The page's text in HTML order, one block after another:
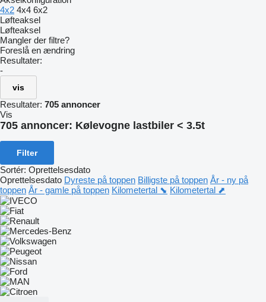
4x2 4x4 6x2
Løfteaksel
Løfteaksel
Mangler der filtre?
Foreslå en ændring
Resultater:
-
vis
Resultater: 705 annoncer
Vis
705 annoncer: Kølevogne lastbiler < 3.5t
Filter
Sortér: Oprettelsesdato
Oprettelsesdato Dyreste på toppen Billigste på toppen År - ny på
toppen År - gamle på toppen Kilometertal ⬊ Kilometertal ⬈